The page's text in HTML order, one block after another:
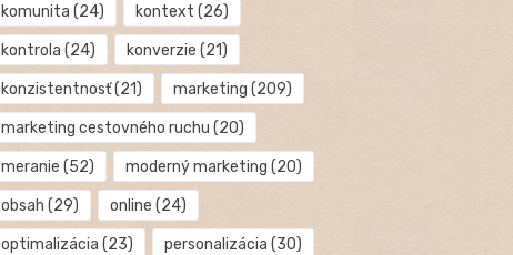
komunita (24) kontext (26)
kontrola (24) konverzie (21)
konzistentnosť(21) marketing (209)
marketing cestovného ruchu (20)
meranie (52) moderný marketing (20)
obsah (29) online (24)
optimalizácia (23) personalizácia (30)